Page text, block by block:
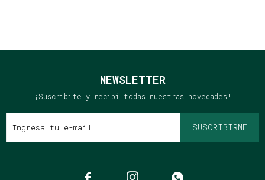
NEWSLETTER
¡Suscribite y recibí todas nuestras novedades!
SUSCRIBIRME
  